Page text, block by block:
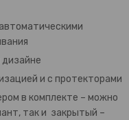
и с протекторами
в комплекте – можно
так и закрытый –